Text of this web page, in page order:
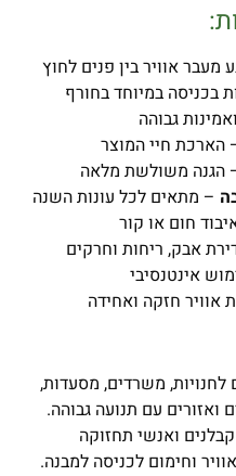
מעבר אוויר בין פנים לחוץ
בכניסה במיוחד בחורף
גבוהה
הארכת חיי המוצר
הגנה משולשת מלאה
– מתאים לכל עונות השנה
חום או קור
אבק, ריחות וחרקים
אינטנסיבי
אוויר חזקה ואחידה
לחנויות, משרדים, מסעדות,
ואזורים עם תנועה גבוהה.
ואנשי תחזוקה
וחימום לכניסה למבנה.